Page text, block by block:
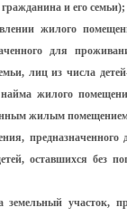
и его семьи);
жилого
для
лиц из числа
жилого
жилым
оставшихся без
участок,